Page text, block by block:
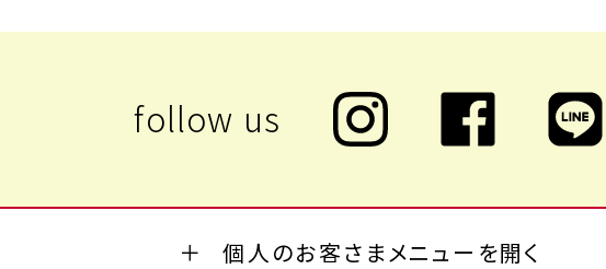
個人のお客さまメニューを開く